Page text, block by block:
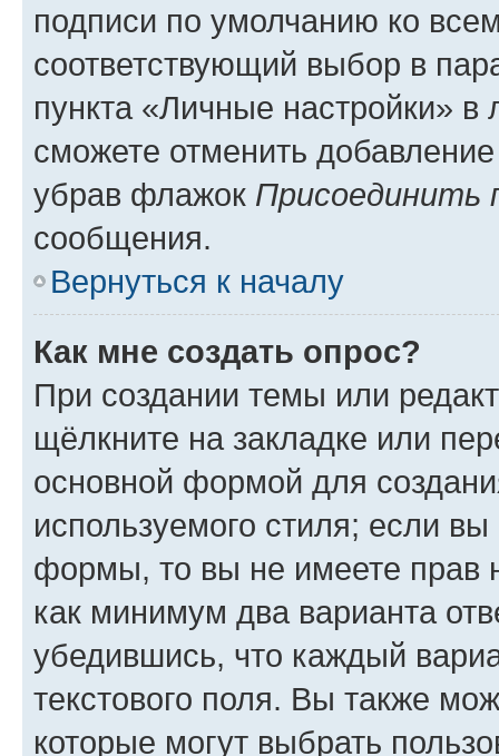
подписи по умолчанию ко
соответствующий выбор в
пункта «Личные настройки»
сможете отменить
убрав флажок Присоединить
сообщения.
Вернуться к началу
Как мне создать опрос?
При создании темы или
щёлкните на закладке или
основной формой для
используемого стиля; если
формы, то вы не имеете прав
как минимум два варианта
убедившись, что каждый
текстового поля. Вы также
которые могут выбрать